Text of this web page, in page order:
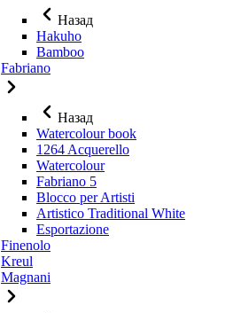
Назад
Hakuho
Bamboo
Fabriano
Назад
Watercolour book
1264 Acquerello
Watercolour
Fabriano 5
Blocco per Artisti
Artistico Traditional White
Esportazione
Finenolo
Kreul
Magnani